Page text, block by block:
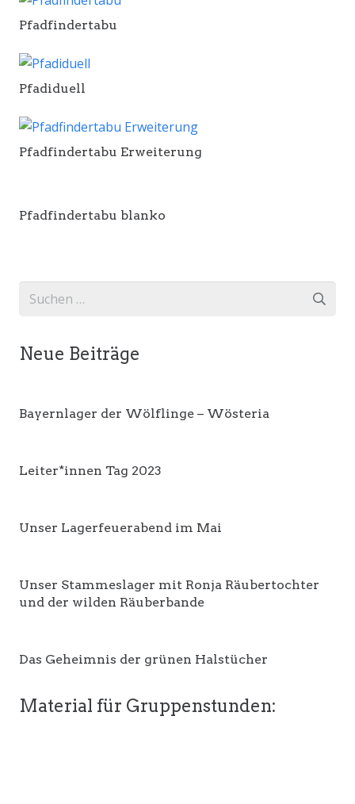
Pfadfindertabu
Pfadiduell
Pfadfindertabu Erweiterung
Pfadfindertabu blanko
Suchen
Neue Beiträge
Bayernlager der Wölflinge – Wösteria
Leiter*innen Tag 2023
Unser Lagerfeuerabend im Mai
Unser Stammeslager mit Ronja Räubertochter
und der wilden Räuberbande
Das Geheimnis der grünen Halstücher
Material für Gruppenstunden: